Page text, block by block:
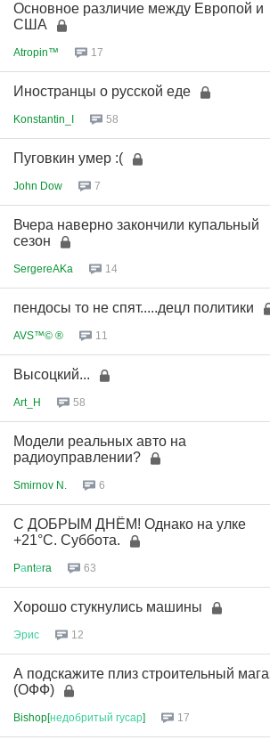
Основное различие между Европой и
США
Atropin™ 17
Иностранцы о русской еде
Konstantin_I 58
Пуговкин умер :(
John Dow 7
Вчера наверно закончили купальный
сезон
SergereAKa 14
пендосы то не спят.....децл политики
AVS™© ® 11
Высоцкий...
Art_H 58
Модели реальных авто на
радиоуправлении?
Smirnov N. 6
С ДОБРЫМ ДНЁМ! Однако на улке
+21°C. Суббота.
Pаntеra 63
Хорошо стукнулись машины
Эрис 12
А подскажите плиз строительный
(ОФФ)
Bishop[недобритый гусар] 17